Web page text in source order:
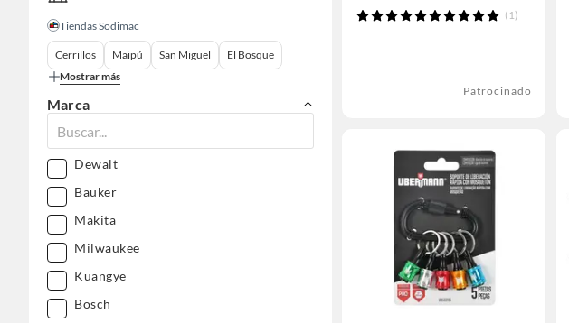
Tiendas Sodimac
Cerrillos Maipú San Miguel
El Bosque
Mostrar más
Marca
Dewalt
Bauker
Makita
Milwaukee
Kuangye
Bosch
(1)
Patrocinado